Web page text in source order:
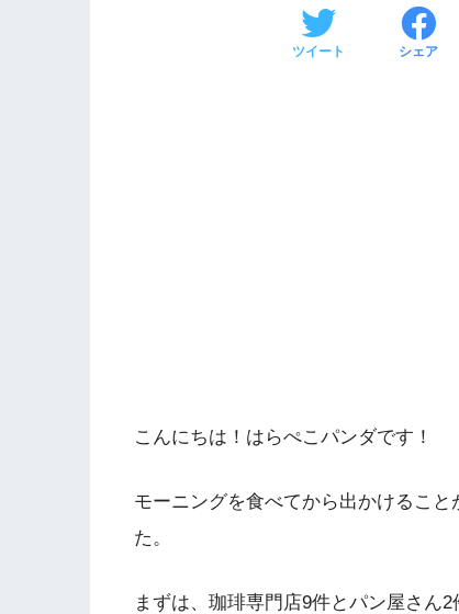
ツイート シェア
こんにちは！はらぺこパンダです！
モーニングを食べてから出かけるこ
た。
まずは、珈琲専門店9件とパン屋さん2